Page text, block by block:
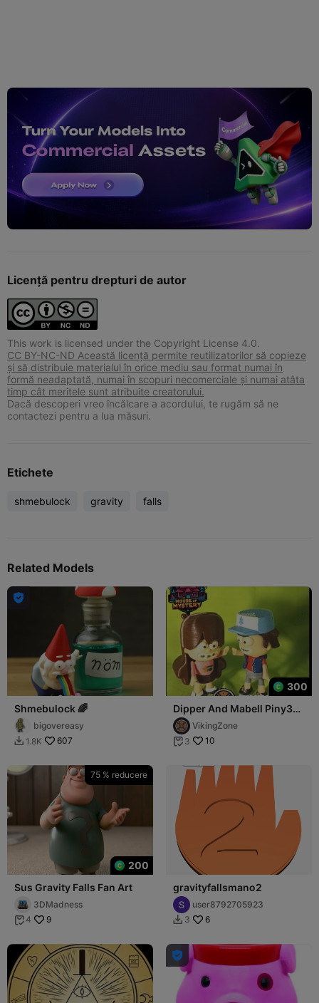
Licență pentru drepturi de autor
This work is licensed under the Copyright License 4.0.
CC BY-NC-ND Această licență permite reutilizatorilor să copieze
și să distribuie materialul în orice mediu sau format numai în
formă neadaptată, numai în scopuri necomerciale și numai atâta
timp cât meritele sunt atribuite creatorului.
Dacă descoperi vreo încălcare a acordului, te rugăm să ne
contactezi pentru a lua măsuri.
Etichete
shmebulock gravity falls
Related Models

Shmebulock 🌈
bigovereasy
 1.8K 607
300
Dipper And Mabell Piny3D:
the articulated Gravity
FallsVikingZone
 3 10
75 % reducere
200
Sus Gravity Falls Fan Art
3DMadness
 4 9
gravityfallsmano2
user8792705923
 3 6
